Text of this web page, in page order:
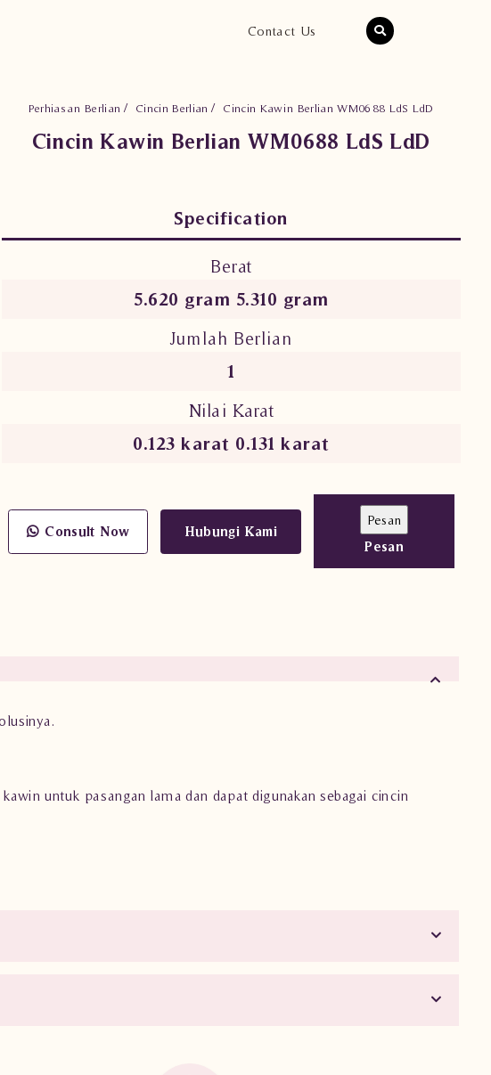
Contact Us
Perhiasan Berlian Cincin Berlian Cincin Kawin Berlian WM0688 LdS LdD
Cincin Kawin Berlian WM0688 LdS LdD
Specification
Berat
5.620 gram 5.310 gram
Jumlah Berlian
1
Nilai Karat
0.123 karat 0.131 karat
Consult Now
Hubungi Kami
Pesan
untuk pasangan lama dan dapat digunakan sebagai cincin